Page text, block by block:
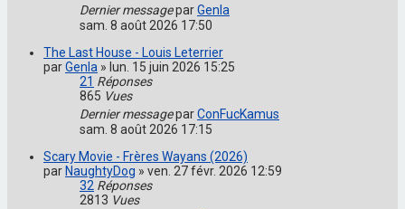
Dernier messageparGenla
sam. 8 août 2026 17:50
The Last House - Louis Leterrier
parGenla » lun. 15 juin 2026 15:25
21 Réponses
865 Vues
Dernier messageparConFucKamus
sam. 8 août 2026 17:15
Scary Movie - Frères Wayans (2026)
parNaughtyDog » ven. 27 févr. 2026 12:59
32 Réponses
2813 Vues